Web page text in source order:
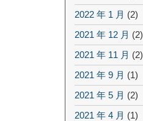
2022 年 1 月 (2)
2021 年 12 月 (2)
2021 年 11 月 (2)
2021 年 9 月 (1)
2021 年 5 月 (2)
2021 年 4 月 (1)